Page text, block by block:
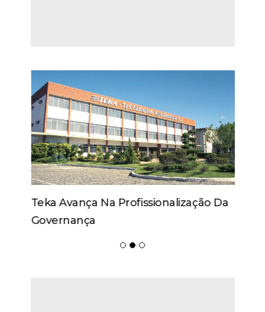
Teka Avança Na Profissionalização Da
Governança